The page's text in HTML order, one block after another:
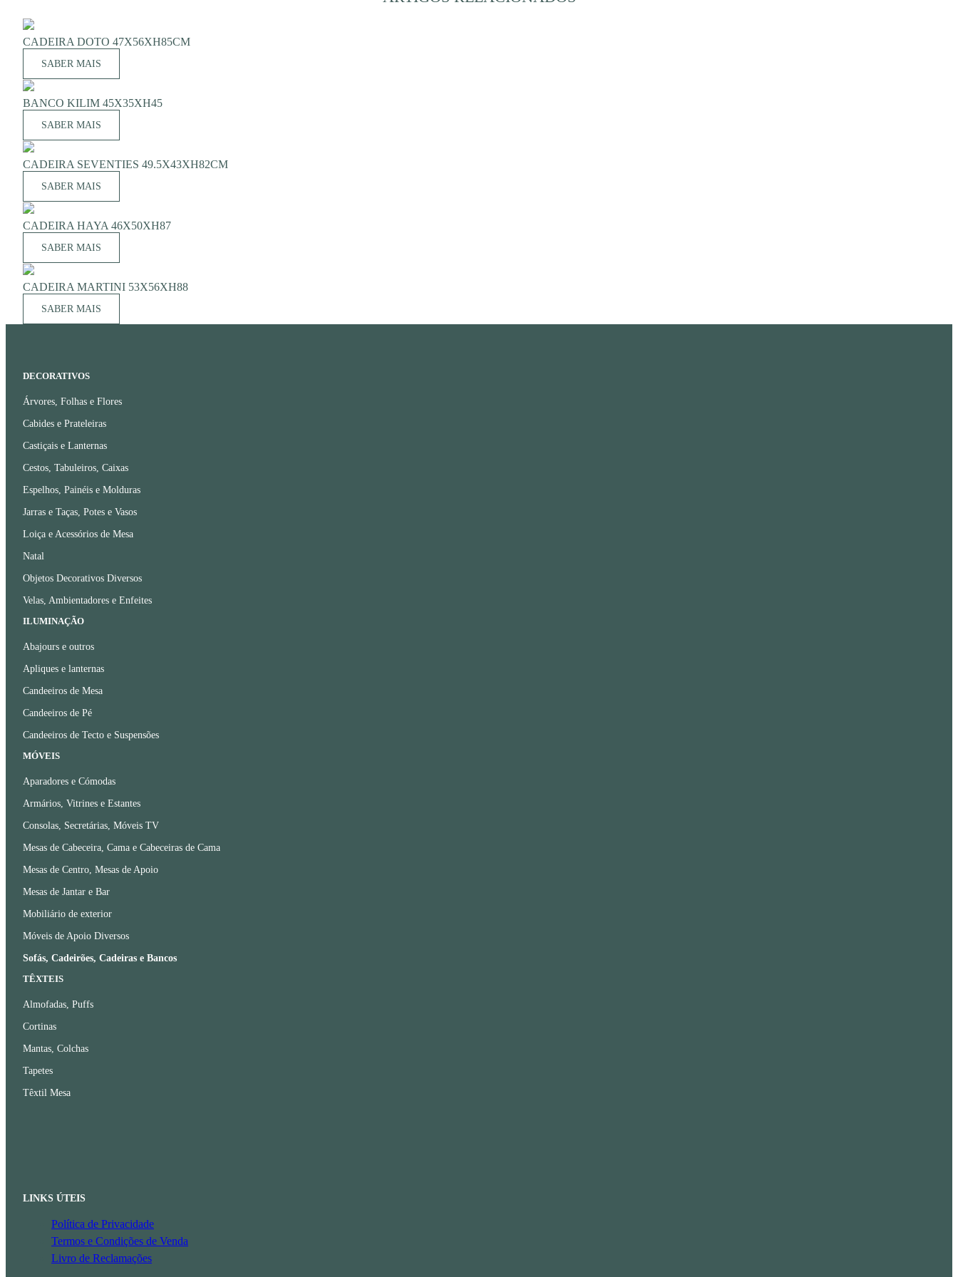
CADEIRA DOTO 47X56XH85CM
SABER MAIS
BANCO KILIM 45X35XH45
SABER MAIS
CADEIRA SEVENTIES 49.5X43XH82CM
SABER MAIS
CADEIRA HAYA 46X50XH87
SABER MAIS
CADEIRA MARTINI 53X56XH88
SABER MAIS
DECORATIVOS
Árvores, Folhas e Flores
Cabides e Prateleiras
Castiçais e Lanternas
Cestos, Tabuleiros, Caixas
Espelhos, Painéis e Molduras
Jarras e Taças, Potes e Vasos
Loiça e Acessórios de Mesa
Natal
Objetos Decorativos Diversos
Velas, Ambientadores e Enfeites
ILUMINAÇÃO
Abajours e outros
Apliques e lanternas
Candeeiros de Mesa
Candeeiros de Pé
Candeeiros de Tecto e Suspensões
MÓVEIS
Aparadores e Cómodas
Armários, Vitrines e Estantes
Consolas, Secretárias, Móveis TV
Mesas de Cabeceira, Cama e Cabeceiras de Cama
Mesas de Centro, Mesas de Apoio
Mesas de Jantar e Bar
Mobiliário de exterior
Móveis de Apoio Diversos
Sofás, Cadeirões, Cadeiras e Bancos
TÊXTEIS
Almofadas, Puffs
Cortinas
Mantas, Colchas
Tapetes
Têxtil Mesa
LINKS ÚTEIS
Política de Privacidade
Termos e Condições de Venda
Livro de Reclamações